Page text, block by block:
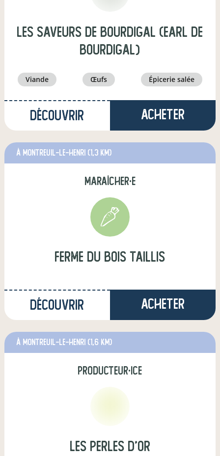
Les Saveurs de Bourdigal (EARL DE
BOURDIGAL)
viande œufs épicerie salée
Découvrir Acheter
à Montreuil-le-Henri (1,3 km)
maraîcher·e
Ferme du Bois Taillis
Découvrir Acheter
à Montreuil-le-Henri (1,6 km)
producteur·ice
Les perles d'or